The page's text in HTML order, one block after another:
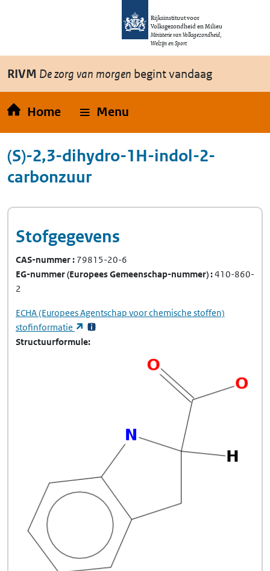
Overslaan en naar de inhoud gaan
Rijksinstituut voor
Volksgezondheid en Milieu
Ministerie van Volksgezondheid,
Welzijn en Sport
RIVM De zorg van morgen begint vandaag
Home Menu
(S)-2,3-dihydro-1H-indol-2-
carbonzuur
Stofgegevens
CAS-nummer 79815-20-6
EG-nummer(Europees Gemeenschap-nummer) 410-860-
2
ECHA(Europees Agentschap voor chemische stoffen)
stofinformatie
(opent in een nieuw tabblad)
Structuurformule